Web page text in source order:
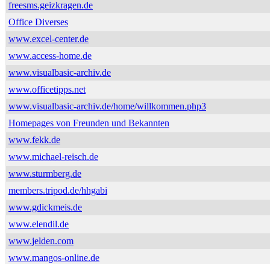
freesms.geizkragen.de
Office Diverses
www.excel-center.de
www.access-home.de
www.visualbasic-archiv.de
www.officetipps.net
www.visualbasic-archiv.de/home/willkommen.php3
Homepages von Freunden und Bekannten
www.fekk.de
www.michael-reisch.de
www.sturmberg.de
members.tripod.de/hhgabi
www.gdickmeis.de
www.elendil.de
www.jelden.com
www.mangos-online.de